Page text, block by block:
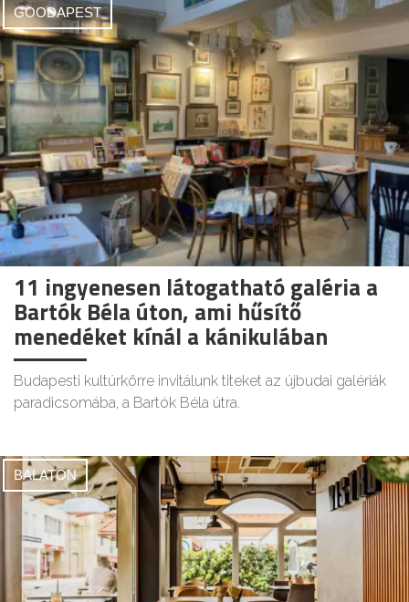
GOODAPEST
11 ingyenesen látogatható galéria a
Bartók Béla úton, ami hűsítő
menedéket kínál a kánikulában
Budapesti kultúrkörre invitálunk titeket az újbudai galériák
paradicsomába, a Bartók Béla útra.
BALATON